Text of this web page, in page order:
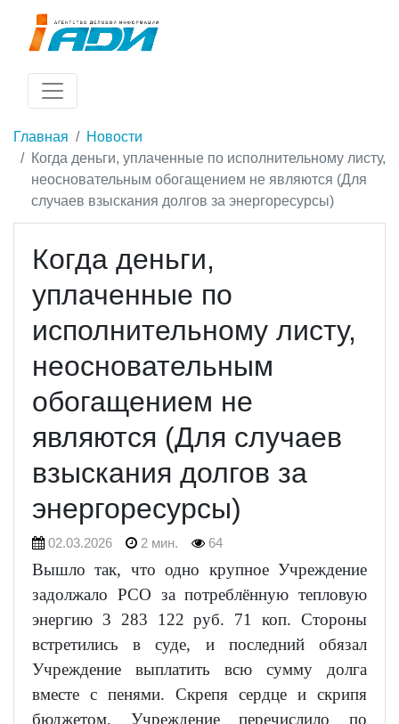
Главная
Новости
Когда деньги, уплаченные по исполнительному листу,
неосновательным обогащением не являются (Для
случаев взыскания долгов за энергоресурсы)
Когда деньги,
уплаченные по
исполнительному листу,
неосновательным
обогащением не
являются (Для случаев
взыскания долгов за
энергоресурсы)
02.03.2026 2 мин. 64
Вышло так, что одно крупное Учреждение
задолжало РСО за потреблённую тепловую
энергию 3 283 122 руб. 71 коп. Стороны
встретились в суде, и последний обязал
Учреждение выплатить всю сумму долга
вместе с пенями. Скрепя сердце и скрипя
бюджетом, Учреждение перечислило по